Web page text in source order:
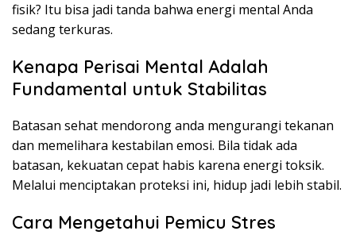
fisik? Itu bisa jadi tanda bahwa energi mental Anda
sedang terkuras.
Kenapa Perisai Mental Adalah
Fundamental untuk Stabilitas
Batasan sehat mendorong anda mengurangi tekanan
dan memelihara kestabilan emosi. Bila tidak ada
batasan, kekuatan cepat habis karena energi toksik.
Melalui menciptakan proteksi ini, hidup jadi lebih stabil.
Cara Mengetahui Pemicu Stres